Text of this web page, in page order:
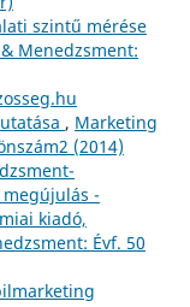
szintű mérése
Menedzsment:
, Marketing
(2014)
-
kiadó,
Évf. 50